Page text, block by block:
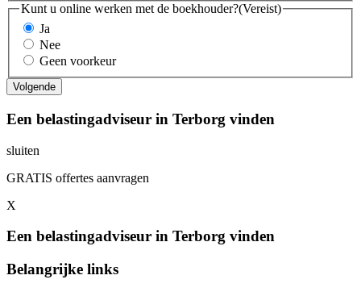
Kunt u online werken met de boekhouder?(Vereist)
Ja
Nee
Geen voorkeur
Een belastingadviseur in Terborg vinden
sluiten
GRATIS offertes aanvragen
X
Een belastingadviseur in Terborg vinden
Belangrijke links